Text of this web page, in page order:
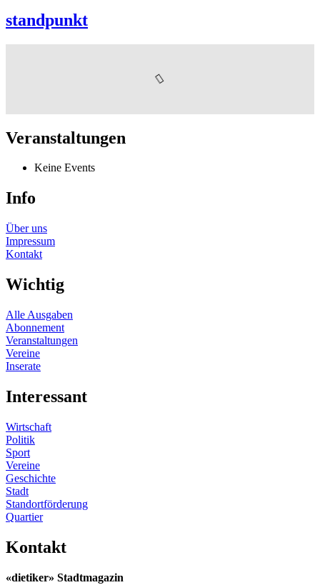
standpunkt
Veranstaltungen
Keine Events
Info
Über uns
Impressum
Kontakt
Wichtig
Alle Ausgaben
Abonnement
Veranstaltungen
Vereine
Inserate
Interessant
Wirtschaft
Politik
Sport
Vereine
Geschichte
Stadt
Standortförderung
Quartier
Kontakt
«dietiker» Stadtmagazin